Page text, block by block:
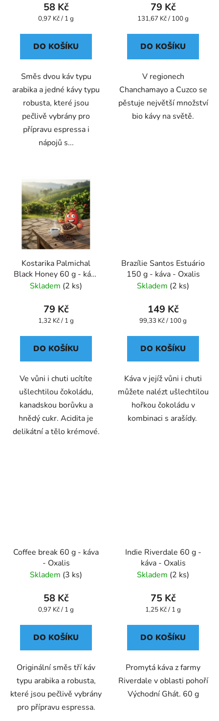
58 Kč
Měrná
0,97 Kč / 1 g
DO KOŠÍKU
Směs dvou káv typu
arabika a jedné kávy typu
robusta, které jsou
pečlivě vybrány pro
přípravu espressa i
nápojů s...
79 Kč
Měrná
131,67 Kč / 100 g
DO KOŠÍKU
V regionech
Chanchamayo a Cuzco se
pěstuje největší množství
bio kávy na světě.
Kostarika Palmichal
Black Honey 60 g - káva
- Oxalis
Skladem (2 ks)
79 Kč
Měrná
1,32 Kč / 1 g
DO KOŠÍKU
Ve vůni i chuti ucítíte
ušlechtilou čokoládu,
kanadskou borůvku a
hnědý cukr. Acidita je
delikátní a tělo krémové.
Brazílie Santos Estuário
150 g - káva - Oxalis
Skladem (2 ks)
149 Kč
Měrná
99,33 Kč / 100 g
DO KOŠÍKU
Káva v jejíž vůni i chuti
můžete nalézt ušlechtilou
hořkou čokoládu v
kombinaci s arašídy.
Coffee break 60 g - káva
- Oxalis
Skladem (3 ks)
58 Kč
Měrná
0,97 Kč / 1 g
DO KOŠÍKU
Originální směs tří káv
typu arabika a robusta,
které jsou pečlivě vybrány
pro přípravu espressa.
Indie Riverdale 60 g -
káva - Oxalis
Skladem (2 ks)
75 Kč
Měrná
1,25 Kč / 1 g
DO KOŠÍKU
Promytá káva z farmy
Riverdale v oblasti pohoří
Východní Ghát. 60 g